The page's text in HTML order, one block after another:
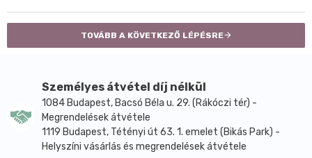
TOVÁBB A KÖVETKEZŐ LÉPÉSRE
Személyes átvétel díj nélkül
1084 Budapest, Bacsó Béla u. 29. (Rákóczi tér) -
Megrendelések átvétele
1119 Budapest, Tétényi út 63. 1. emelet (Bikás Park) -
Helyszíni vásárlás és megrendelések átvétele